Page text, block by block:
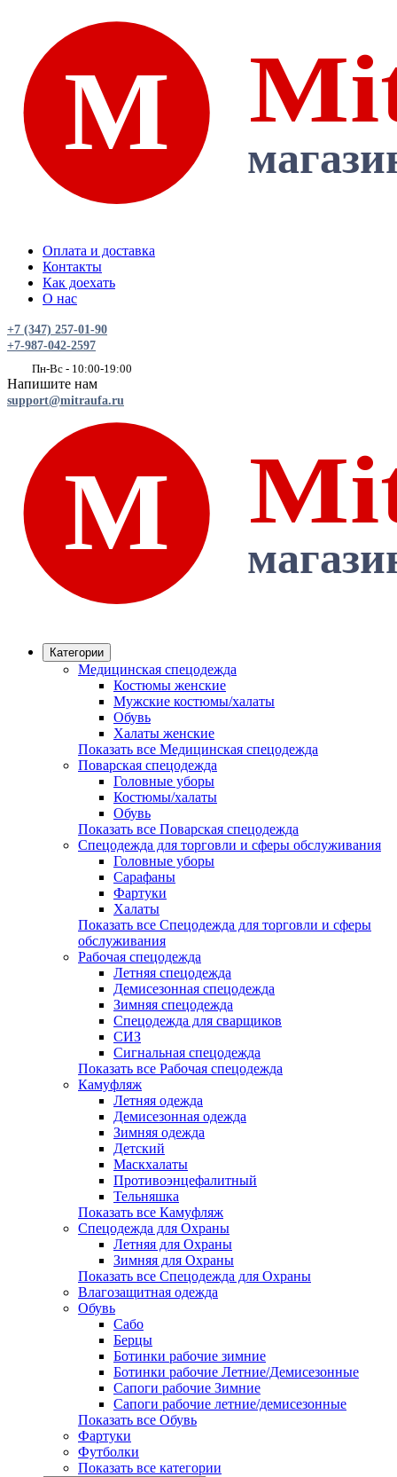
Оплата и доставка
Контакты
Как доехать
О нас
+7 (347) 257-01-90
+7-987-042-2597
Пн-Вс - 10:00-19:00
Напишите нам
support@mitraufa.ru
Категории
Медицинская спецодежда
Костюмы женские
Мужские костюмы/халаты
Обувь
Халаты женские
Показать все Медицинская спецодежда
Поварская спецодежда
Головные уборы
Костюмы/халаты
Обувь
Показать все Поварская спецодежда
Спецодежда для торговли и сферы обслуживания
Головные уборы
Сарафаны
Фартуки
Халаты
Показать все Спецодежда для торговли и сферы
обслуживания
Рабочая спецодежда
Летняя спецодежда
Демисезонная спецодежда
Зимняя спецодежда
Спецодежда для сварщиков
СИЗ
Сигнальная спецодежда
Показать все Рабочая спецодежда
Камуфляж
Летняя одежда
Демисезонная одежда
Зимняя одежда
Детский
Маскхалаты
Противоэнцефалитный
Тельняшка
Показать все Камуфляж
Спецодежда для Охраны
Летняя для Охраны
Зимняя для Охраны
Показать все Спецодежда для Охраны
Влагозащитная одежда
Обувь
Сабо
Берцы
Ботинки рабочие зимние
Ботинки рабочие Летние/Демисезонные
Сапоги рабочие Зимние
Сапоги рабочие летние/демисезонные
Показать все Обувь
Фартуки
Футболки
Показать все категории